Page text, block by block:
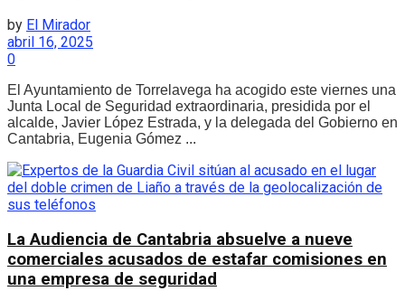
by El Mirador
abril 16, 2025
0
El Ayuntamiento de Torrelavega ha acogido este viernes una
Junta Local de Seguridad extraordinaria, presidida por el
alcalde, Javier López Estrada, y la delegada del Gobierno en
Cantabria, Eugenia Gómez ...
La Audiencia de Cantabria absuelve a nueve
comerciales acusados de estafar comisiones en
una empresa de seguridad